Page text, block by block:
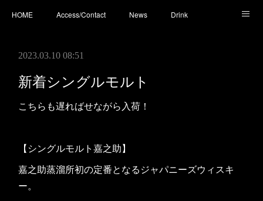
HOME Access/Contact News Drink
2023.03.10 08:51
新着シングルモルト
こちらも遅ればせながら入荷！
【シングルモルト嘉之助】
嘉之助蒸溜所初の定番となるジャパニーズウィスキ
ー。